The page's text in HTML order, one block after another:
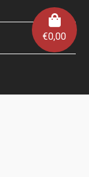
€0,00